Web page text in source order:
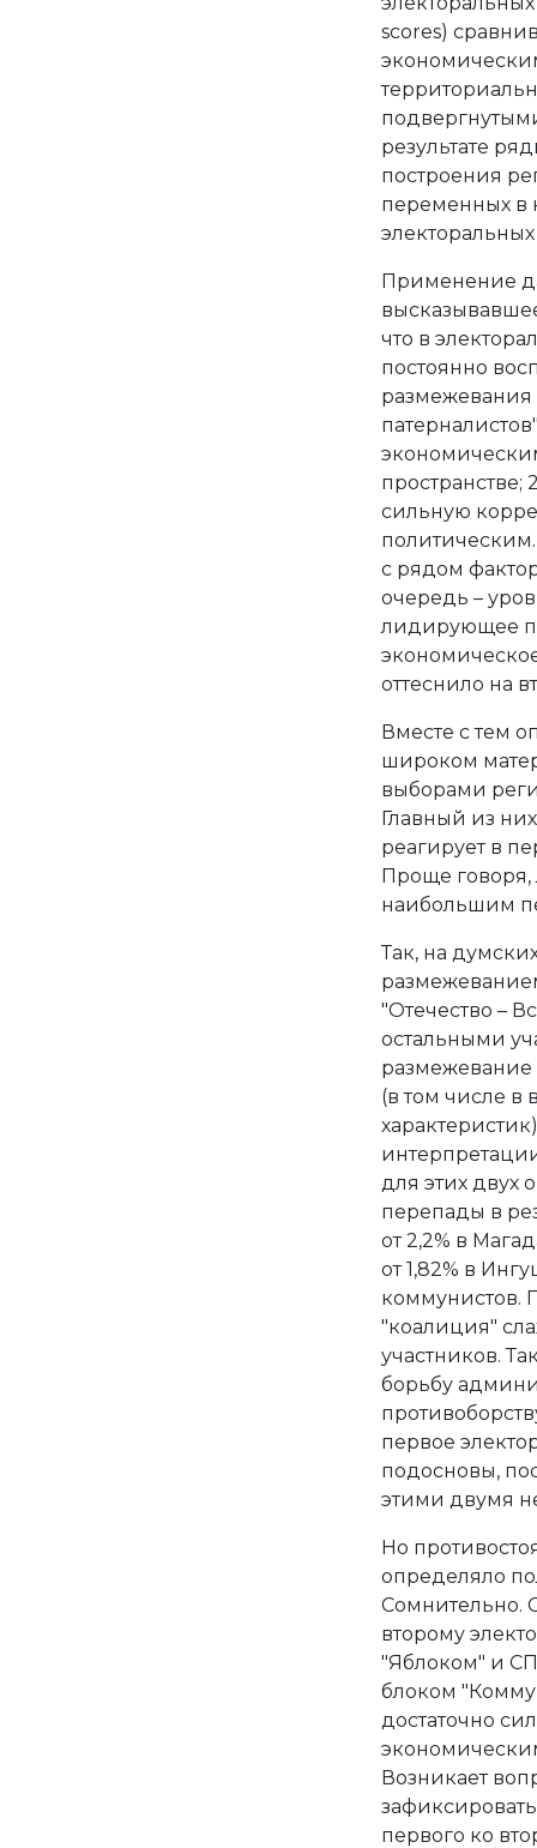
scores)
результате
построения
переменных в
Применение
что в
постоянно
размежевания
сильную
с рядом
очередь –
лидирующее
оттеснило на
Вместе с тем
широком
выборами
Главный из
реагирует в
Проще говоря,
наибольшим
Так, на
"Отечество –
остальными
(в том числе
для этих двух
перепады в
от 2,2% в
от 1,82% в
коммунистов.
"коалиция"
участников.
борьбу
первое
подосновы,
этими двумя
Но
определяло
Сомнительно.
второму
"Яблоком" и
блоком
достаточно
Возникает
первого ко